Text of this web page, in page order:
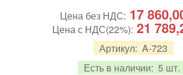
Артикул: A-723
Есть в наличии: 5 шт.
Цена без НДС: 17
Цена с НДС(22%): 21